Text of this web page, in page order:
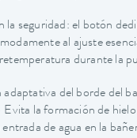
la seguridad: el botón
al ajuste
durante la
adaptativa del borde del
la formación de hielo
de agua en la